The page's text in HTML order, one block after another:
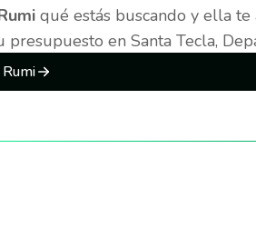
qué estás buscando y ella
presupuesto en Santa Tecla,